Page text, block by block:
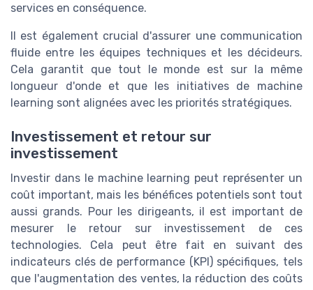
services en conséquence.
Il est également crucial d'assurer une communication
fluide entre les équipes techniques et les décideurs.
Cela garantit que tout le monde est sur la même
longueur d'onde et que les initiatives de machine
learning sont alignées avec les priorités stratégiques.
Investissement et retour sur
investissement
Investir dans le machine learning peut représenter un
coût important, mais les bénéfices potentiels sont tout
aussi grands. Pour les dirigeants, il est important de
mesurer le retour sur investissement de ces
technologies. Cela peut être fait en suivant des
indicateurs clés de performance (KPI) spécifiques, tels
que l'augmentation des ventes, la réduction des coûts